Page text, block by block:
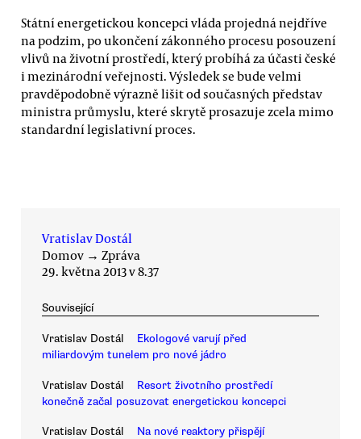
Státní energetickou koncepci vláda projedná nejdříve
na podzim, po ukončení zákonného procesu posouzení
vlivů na životní prostředí, který probíhá za účasti české
i mezinárodní veřejnosti. Výsledek se bude velmi
pravděpodobně výrazně lišit od současných představ
ministra průmyslu, které skrytě prosazuje zcela mimo
standardní legislativní proces.
Vratislav Dostál
Domov → Zpráva
29. května 2013 v 8.37
Související
Vratislav Dostál
Ekologové varují před
miliardovým tunelem pro nové jádro
Vratislav Dostál
Resort životního prostředí
konečně začal posuzovat energetickou koncepci
Vratislav Dostál
Na nové reaktory přispějí